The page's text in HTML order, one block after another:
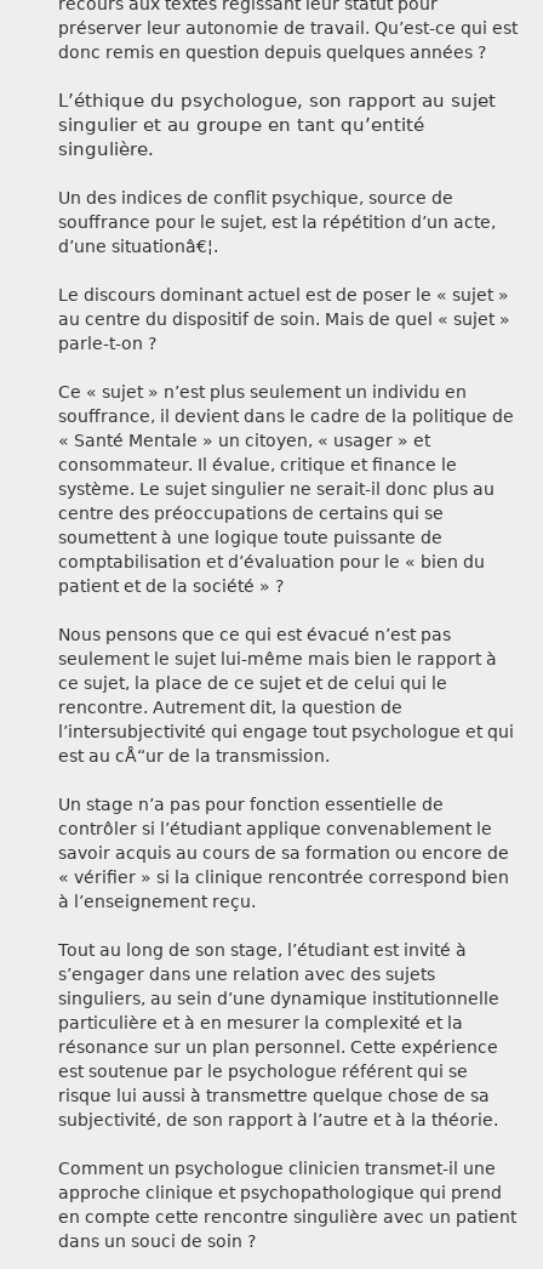
recours aux textes régissant leur statut pour
préserver leur autonomie de travail. Qu’est-ce qui est
donc remis en question depuis quelques années ?
L’éthique du psychologue, son rapport au sujet
singulier et au groupe en tant qu’entité
singulière.
Un des indices de conflit psychique, source de
souffrance pour le sujet, est la répétition d’un acte,
d’une situationâ€¦.
Le discours dominant actuel est de poser le « sujet »
au centre du dispositif de soin. Mais de quel « sujet »
parle-t-on ?
Ce « sujet » n’est plus seulement un individu en
souffrance, il devient dans le cadre de la politique de
« Santé Mentale » un citoyen, « usager » et
consommateur. Il évalue, critique et finance le
système. Le sujet singulier ne serait-il donc plus au
centre des préoccupations de certains qui se
soumettent à une logique toute puissante de
comptabilisation et d’évaluation pour le « bien du
patient et de la société » ?
Nous pensons que ce qui est évacué n’est pas
seulement le sujet lui-même mais bien le rapport à
ce sujet, la place de ce sujet et de celui qui le
rencontre. Autrement dit, la question de
l’intersubjectivité qui engage tout psychologue et qui
est au cÅ“ur de la transmission.
Un stage n’a pas pour fonction essentielle de
contrôler si l’étudiant applique convenablement le
savoir acquis au cours de sa formation ou encore de
« vérifier » si la clinique rencontrée correspond bien
à l’enseignement reçu.
Tout au long de son stage, l’étudiant est invité à
s’engager dans une relation avec des sujets
singuliers, au sein d’une dynamique institutionnelle
particulière et à en mesurer la complexité et la
résonance sur un plan personnel. Cette expérience
est soutenue par le psychologue référent qui se
risque lui aussi à transmettre quelque chose de sa
subjectivité, de son rapport à l’autre et à la théorie.
Comment un psychologue clinicien transmet-il une
approche clinique et psychopathologique qui prend
en compte cette rencontre singulière avec un patient
dans un souci de soin ?